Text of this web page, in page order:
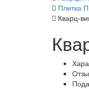
Плитка
Кварц-